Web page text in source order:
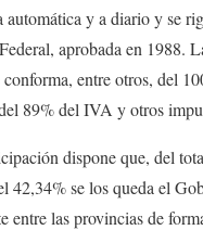
automática y a diario y se
aprobada en 1988.
entre otros, del
89% del IVA y otros
dispone que, del
42,34% se los queda el
entre las provincias de